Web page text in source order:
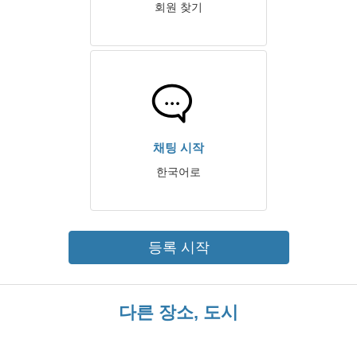
회원 찾기
채팅 시작
한국어로
등록 시작
다른 장소, 도시